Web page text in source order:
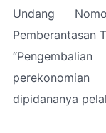
Undang
Pemberantasan
dipidananya